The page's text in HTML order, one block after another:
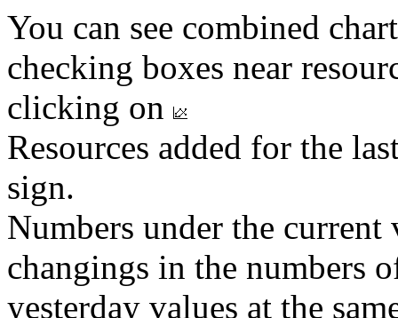
You can see combined
checking boxes near
clicking on
Resources added for the
sign.
Numbers under the
changings in the numbers
yesterday values at the